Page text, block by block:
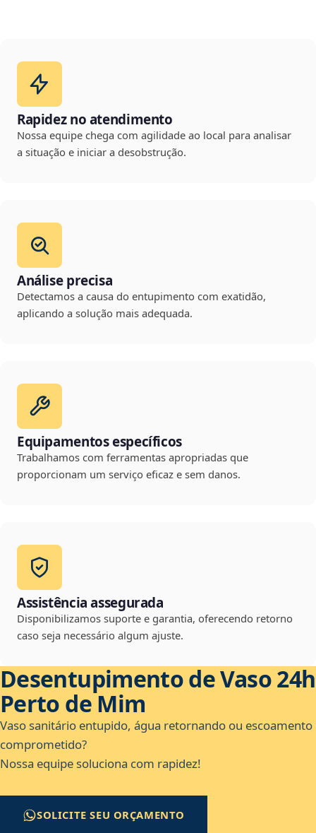
Rapidez no atendimento
Nossa equipe chega com agilidade ao local para analisar
a situação e iniciar a desobstrução.
Análise precisa
Detectamos a causa do entupimento com exatidão,
aplicando a solução mais adequada.
Equipamentos específicos
Trabalhamos com ferramentas apropriadas que
proporcionam um serviço eficaz e sem danos.
Assistência assegurada
Disponibilizamos suporte e garantia, oferecendo retorno
caso seja necessário algum ajuste.
Desentupimento de Vaso 24h
Perto de Mim
Vaso sanitário entupido, água retornando ou escoamento
comprometido?
Nossa equipe soluciona com rapidez!
SOLICITE SEU ORÇAMENTO